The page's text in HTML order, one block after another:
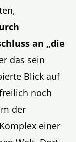
an „die
das sein
Blick auf
noch
der
einer